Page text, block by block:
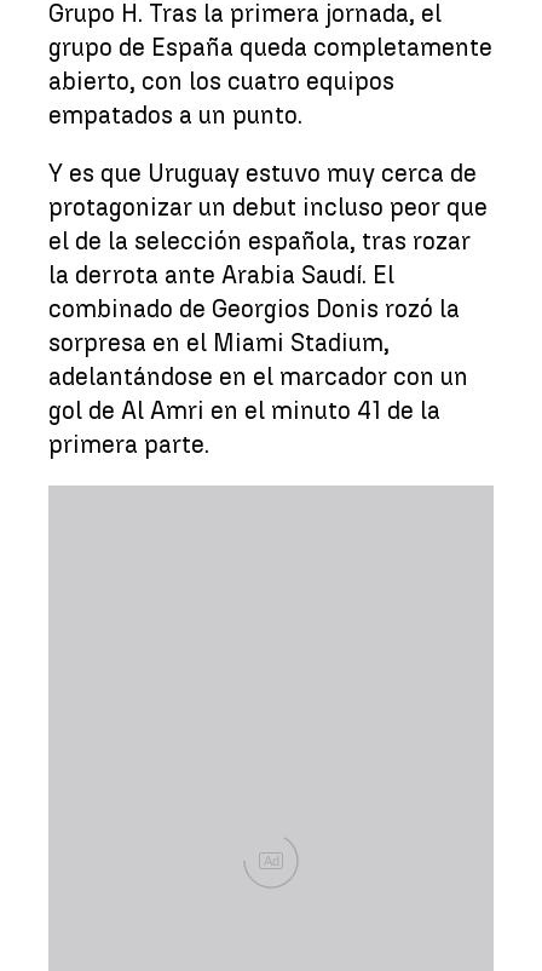
Grupo H. Tras la primera jornada, el
grupo de España queda completamente
abierto, con los cuatro equipos
empatados a un punto.
Y es que Uruguay estuvo muy cerca de
protagonizar un debut incluso peor que
el de la selección española, tras rozar
la derrota ante Arabia Saudí. El
combinado de Georgios Donis rozó la
sorpresa en el Miami Stadium,
adelantándose en el marcador con un
gol de Al Amri en el minuto 41 de la
primera parte.
Ad